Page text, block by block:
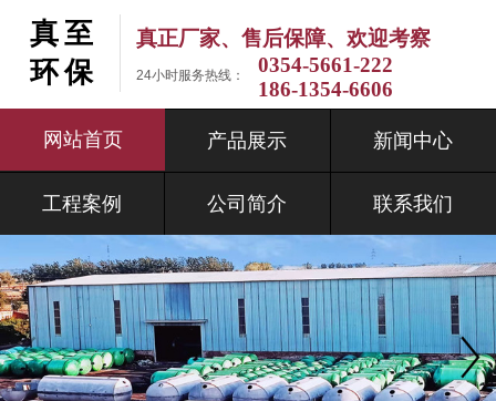
真至
环保
真正厂家、售后保障、欢迎考察
24小时服务热线：
0354-5661-222
186-1354-6606
网站首页 产品展示 新闻中心
工程案例 公司简介 联系我们